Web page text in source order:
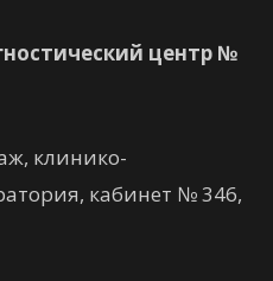
центр №
клинико-
кабинет № 346,